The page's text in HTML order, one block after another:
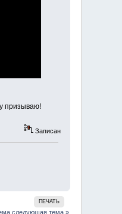
призываю!
Записан
ПЕЧАТЬ
следующая тема »